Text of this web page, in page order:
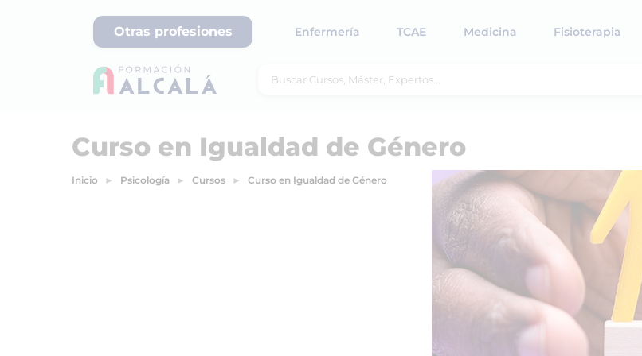
Otras profesiones Enfermería TCAE Medicina Fisioterapia
Curso en Igualdad de Género
Inicio Psicología Cursos Curso en Igualdad de Género